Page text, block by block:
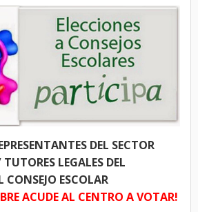
DEL SECTOR
LEGALES DEL
ESCOLAR
ACUDE AL CENTRO A VOTAR!